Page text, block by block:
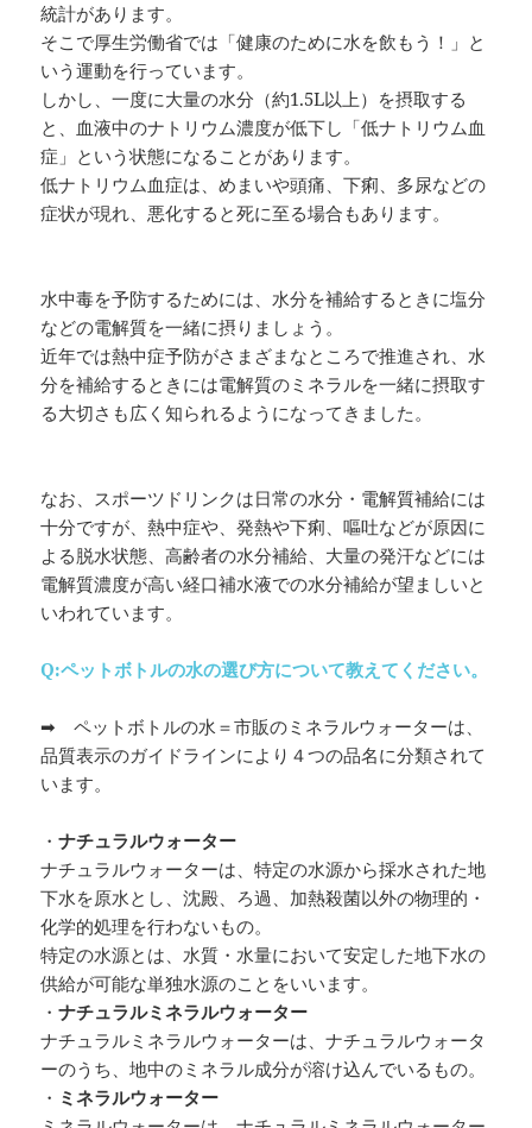
統計があります。
そこで厚生労働省では「健康のために水を飲もう！」と
いう運動を行っています。
しかし、一度に大量の水分（約1.5L以上）を摂取する
と、血液中のナトリウム濃度が低下し「低ナトリウム血
症」という状態になることがあります。
低ナトリウム血症は、めまいや頭痛、下痢、多尿などの
症状が現れ、悪化すると死に至る場合もあります。
水中毒を予防するためには、水分を補給するときに塩分
などの電解質を一緒に摂りましょう。
近年では熱中症予防がさまざまなところで推進され、水
分を補給するときには電解質のミネラルを一緒に摂取す
る大切さも広く知られるようになってきました。
なお、スポーツドリンクは日常の水分・電解質補給には
十分ですが、熱中症や、発熱や下痢、嘔吐などが原因に
よる脱水状態、高齢者の水分補給、大量の発汗などには
電解質濃度が高い経口補水液での水分補給が望ましいと
いわれています。
Q:ペットボトルの水の選び方について教えてください。
➡ ペットボトルの水＝市販のミネラルウォーターは、
品質表示のガイドラインにより４つの品名に分類されて
います。
・ナチュラルウォーター
ナチュラルウォーターは、特定の水源から採水された地
下水を原水とし、沈殿、ろ過、加熱殺菌以外の物理的・
化学的処理を行わないもの。
特定の水源とは、水質・水量において安定した地下水の
供給が可能な単独水源のことをいいます。
・ナチュラルミネラルウォーター
ナチュラルミネラルウォーターは、ナチュラルウォータ
ーのうち、地中のミネラル成分が溶け込んでいるもの。
・ ミネラルウォーター